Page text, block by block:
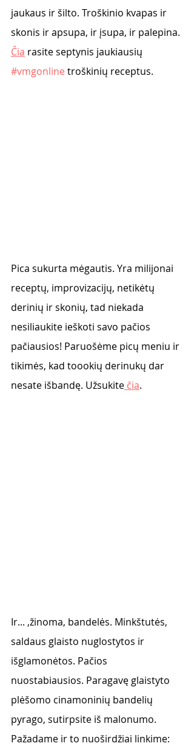
jaukaus ir šilto. Troškinio kvapas ir
skonis ir apsupa, ir įsupa, ir palepina.
Čia rasite septynis jaukiausių
#vmgonline troškinių receptus.
Pica sukurta mėgautis. Yra milijonai
receptų, improvizacijų, netikėtų
derinių ir skonių, tad niekada
nesiliaukite ieškoti savo pačios
pačiausios! Paruošėme picų meniu ir
tikimės, kad toookių derinukų dar
nesate išbandę. Užsukite čia.
Ir... ,žinoma, bandelės. Minkštutės,
saldaus glaisto nuglostytos ir
išglamonėtos. Pačios
nuostabiausios. Paragavę glaistyto
plėšomo cinamoninių bandelių
pyrago, sutirpsite iš malonumo.
Pažadame ir to nuoširdžiai linkime: